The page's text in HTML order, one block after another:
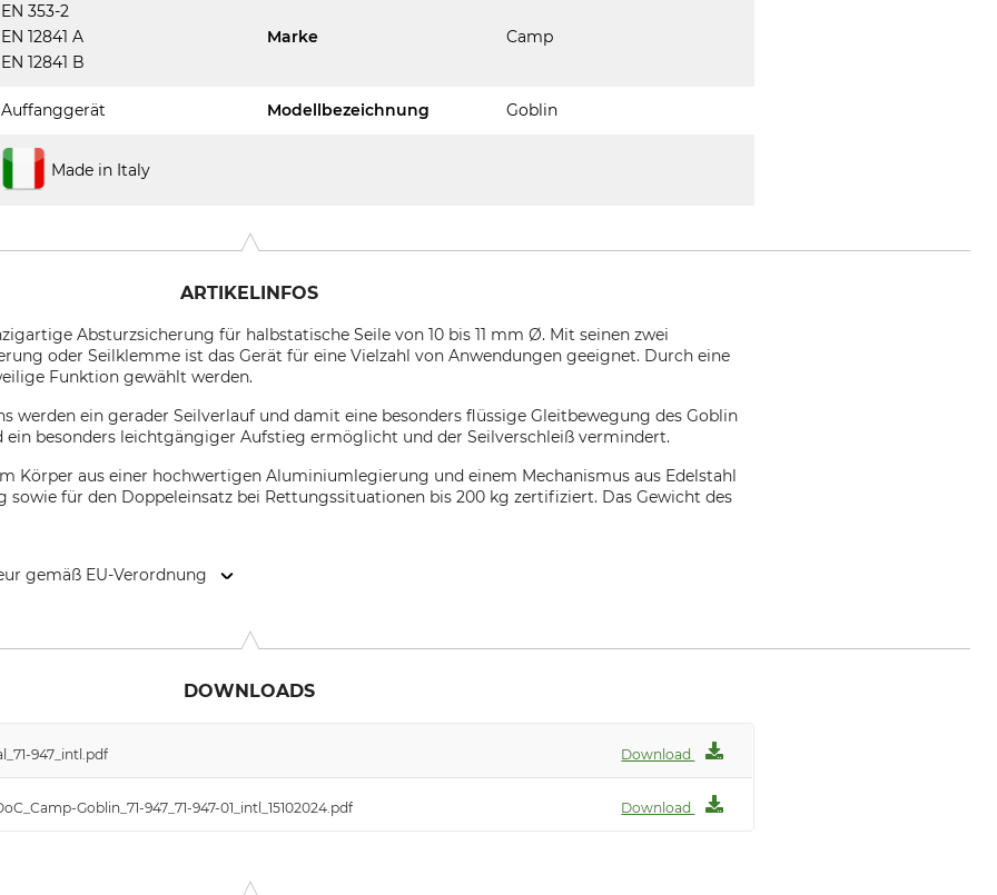
EN 353-2
EN 12841 A
EN 12841 B
Marke Camp
Auffanggerät Modellbezeichnung Goblin
Made in Italy
ARTIKELINFOS
Absturzsicherung für halbstatische Seile von 10 bis 11 mm Ø. Mit seinen zwei
oder Seilklemme ist das Gerät für eine Vielzahl von Anwendungen geeignet. Durch eine
Funktion gewählt werden.
werden ein gerader Seilverlauf und damit eine besonders flüssige Gleitbewegung des Goblin
besonders leichtgängiger Aufstieg ermöglicht und der Seilverschleiß vermindert.
Körper aus einer hochwertigen Aluminiumlegierung und einem Mechanismus aus Edelstahl
sowie für den Doppeleinsatz bei Rettungssituationen bis 200 kg zertifiziert. Das Gewicht des
gemäß EU-Verordnung
DOWNLOADS
947_intl.pdf Download
Goblin_71-947_71-947-01_intl_15102024.pdf Download